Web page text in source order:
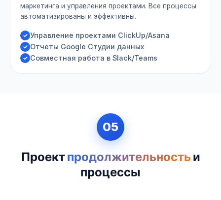
маркетинга и управления проектами. Все процессы
автоматизированы и эффективны.
Управление проектами ClickUp/Asana
Отчеты Google Студии данных
Совместная работа в Slack/Teams
05
Проектпродолжительность и
процессы